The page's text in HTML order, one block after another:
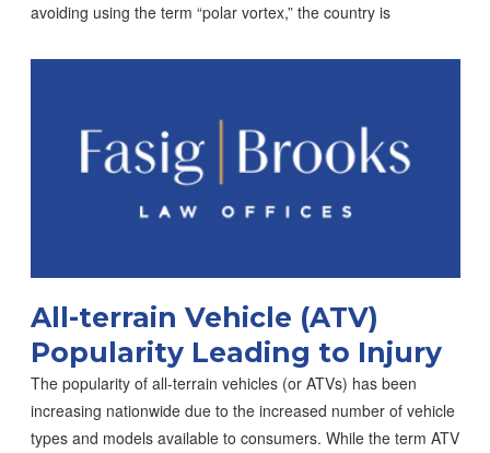
avoiding using the term “polar vortex,” the country is
All-terrain Vehicle (ATV)
Popularity Leading to Injury
The popularity of all-terrain vehicles (or ATVs) has been
increasing nationwide due to the increased number of vehicle
types and models available to consumers. While the term ATV